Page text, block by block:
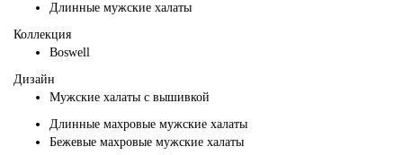
Длинные мужские халаты
Коллекция
Boswell
Дизайн
Мужские халаты с вышивкой
Длинные махровые мужские халаты
Бежевые махровые мужские халаты